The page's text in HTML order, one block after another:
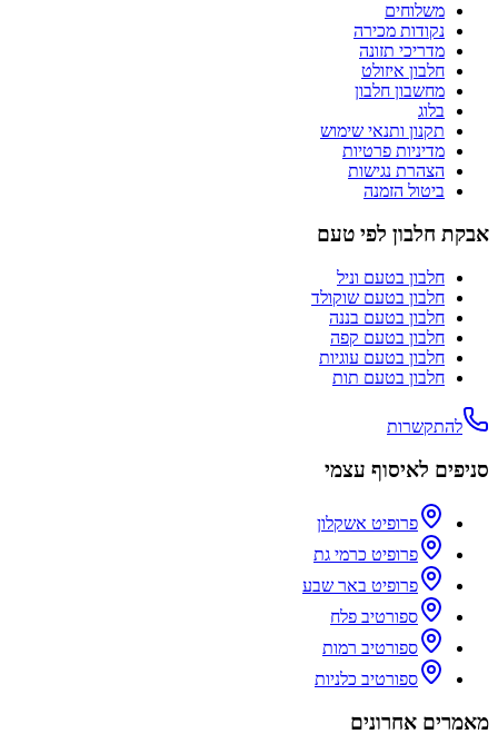
משלוחים
נקודות מכירה
מדריכי תזונה
חלבון איזולט
מחשבון חלבון
בלוג
תקנון ותנאי שימוש
מדיניות פרטיות
הצהרת נגישות
ביטול הזמנה
אבקת חלבון לפי טעם
חלבון בטעם וניל
חלבון בטעם שוקולד
חלבון בטעם בננה
חלבון בטעם קפה
חלבון בטעם עוגיות
חלבון בטעם תות
להתקשרות
סניפים לאיסוף עצמי
פרופיט אשקלון
פרופיט כרמי גת
פרופיט באר שבע
ספורטיב פלח
ספורטיב רמות
ספורטיב כלניות
מאמרים אחרונים